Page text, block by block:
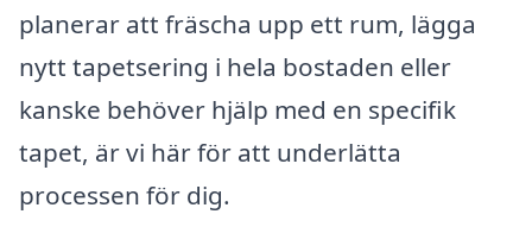
planerar att fräscha upp ett rum, lägga
nytt tapetsering i hela bostaden eller
kanske behöver hjälp med en specifik
tapet, är vi här för att underlätta
processen för dig.